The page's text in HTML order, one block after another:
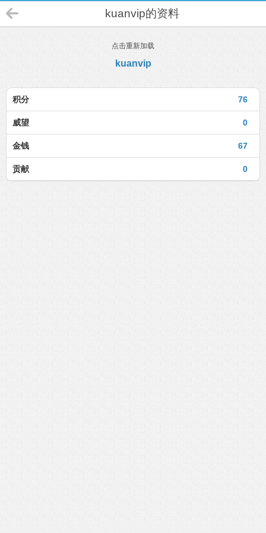
kuanvip的资料
点击重新加载
kuanvip
76
积分
0
威望
67
金钱
0
贡献